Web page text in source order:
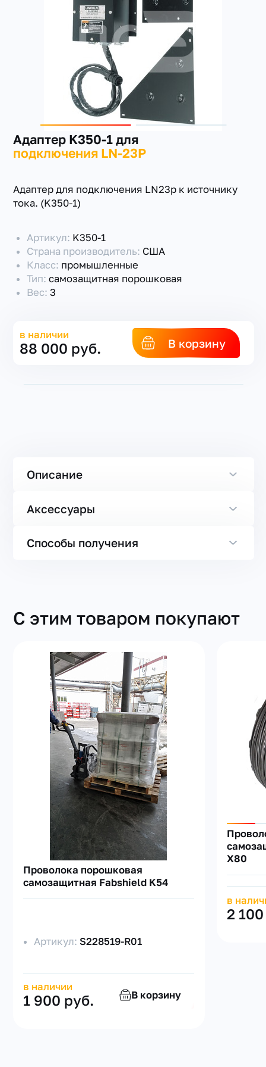
+7(351) 223-98-74
заказать звонок
Адаптер K350-1 для
подключения LN-23P
Адаптер для подключения LN23p к источнику
тока. (K350-1)
Артикул: K350-1
Страна производитель: США
Класс: промышленные
Тип:самозащитная порошковая
Вес:3
в наличии
88 000 руб. В корзину
Описание
Аксессуары
Способы получения
С этим товаром покупают
Проволока порошковая
самозащитная Fabshield K54
Артикул: S228519-R01
в наличии
1 900 руб. В корзину
X80
в
2